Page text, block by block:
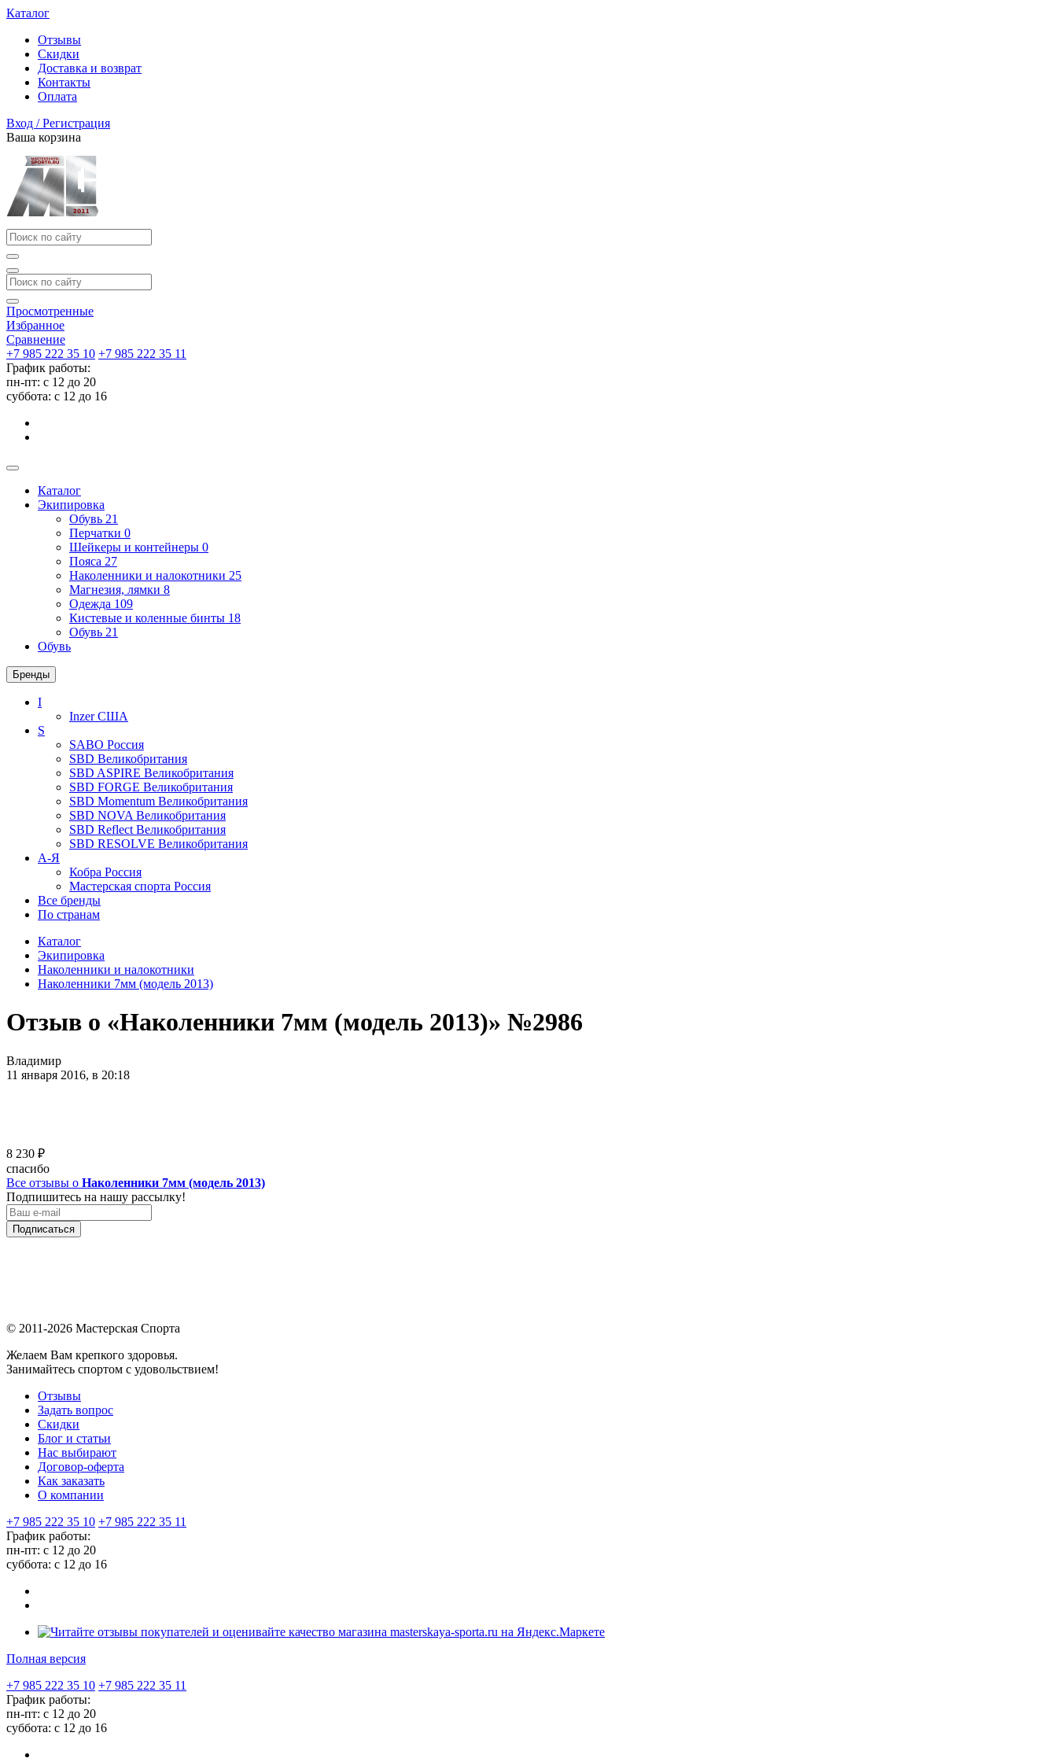
Каталог
Отзывы
Скидки
Доставка и возврат
Контакты
Оплата
Вход / Регистрация
Ваша корзина
Просмотренные
Избранное
Сравнение
+7 985 222 35 10 +7 985 222 35 11
График работы:
пн-пт: с 12 до 20
суббота: c 12 до 16
Каталог
Экипировка
Обувь 21
Перчатки 0
Шейкеры и контейнеры 0
Пояса 27
Наколенники и налокотники 25
Магнезия, лямки 8
Одежда 109
Кистевые и коленные бинты 18
Обувь 21
Обувь
Бренды
I
InzerСША
S
SABO Россия
SBD Великобритания
SBD ASPIRE Великобритания
SBD FORGE Великобритания
SBD Momentum Великобритания
SBD NOVA Великобритания
SBD Reflect Великобритания
SBD RESOLVE Великобритания
А-Я
Кобра Россия
Мастерская спорта Россия
Все бренды
По странам
Каталог
Экипировка
Наколенники и налокотники
Наколенники 7мм (модель 2013)
Отзыв о «Наколенники 7мм (модель 2013)» №2986
Владимир
11 января 2016, в 20:18
8 230 ₽
спасибо
Все отзывы о Наколенники 7мм (модель 2013)
Подпишитесь на нашу рассылку!
Подписаться
© 2011-2026 Мастерская Спорта
Желаем Вам крепкого здоровья.
Занимайтесь спортом с удовольствием!
Отзывы
Задать вопрос
Скидки
Блог и статьи
Нас выбирают
Договор-оферта
Как заказать
О компании
+7 985 222 35 10 +7 985 222 35 11
График работы:
пн-пт: с 12 до 20
суббота: c 12 до 16
Полная версия
+7 985 222 35 10 +7 985 222 35 11
График работы:
пн-пт: с 12 до 20
суббота: c 12 до 16